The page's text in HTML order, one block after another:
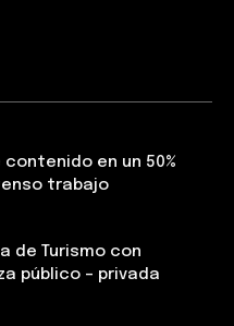
en un 50%
trabajo
de Turismo con
público – privada